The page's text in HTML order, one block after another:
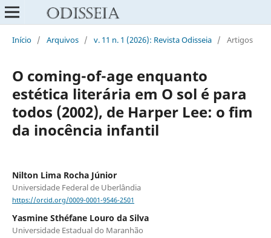
Início / Arquivos / v. 11 n. 1 (2026): Revista Odisseia / Artigos
O coming-of-age enquanto
estética literária em O sol é para
todos (2002), de Harper Lee: o fim
da inocência infantil
Nilton Lima Rocha Júnior
Universidade Federal de Uberlândia
https://orcid.org/0009-0001-9546-2501
Yasmine Sthéfane Louro da Silva
Universidade Estadual do Maranhão